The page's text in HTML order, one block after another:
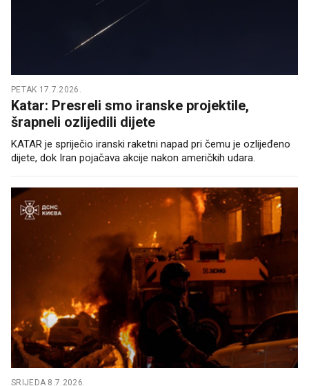
PETAK 17.7.2026.
Katar: Presreli smo iranske projektile,
šrapneli ozlijedili dijete
KATAR je spriječio iranski raketni napad pri čemu je ozlijeđeno
dijete, dok Iran pojačava akcije nakon američkih udara.
SRIJEDA 8.7.2026.